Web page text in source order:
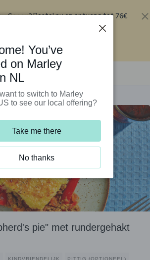
Spoon?Bestel nu en ontvang tot 76€
pie" met rundergehakt
You’ve
on Marley
NL
to switch to Marley
to see our local offering?
Take me there
No thanks